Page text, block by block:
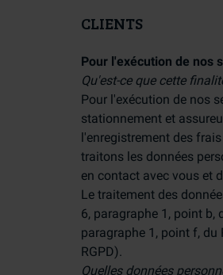
CLIENTS
Pour l'exécution de nos
Qu'est-ce que cette
Pour l'exécution de nos
stationnement et
l'enregistrement des
traitons les données
en contact avec vous et
Le traitement des
6, paragraphe 1, point b,
paragraphe 1, point f,
RGPD).
Quelles données